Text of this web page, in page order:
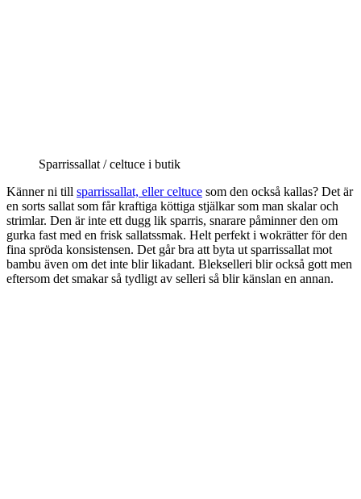
Sparrissallat / celtuce i butik
Känner ni till sparrissallat, eller celtuce som den också kallas? Det är
en sorts sallat som får kraftiga köttiga stjälkar som man skalar och
strimlar. Den är inte ett dugg lik sparris, snarare påminner den om
gurka fast med en frisk sallatssmak. Helt perfekt i wokrätter för den
fina spröda konsistensen. Det går bra att byta ut sparrissallat mot
bambu även om det inte blir likadant. Blekselleri blir också gott men
eftersom det smakar så tydligt av selleri så blir känslan en annan.